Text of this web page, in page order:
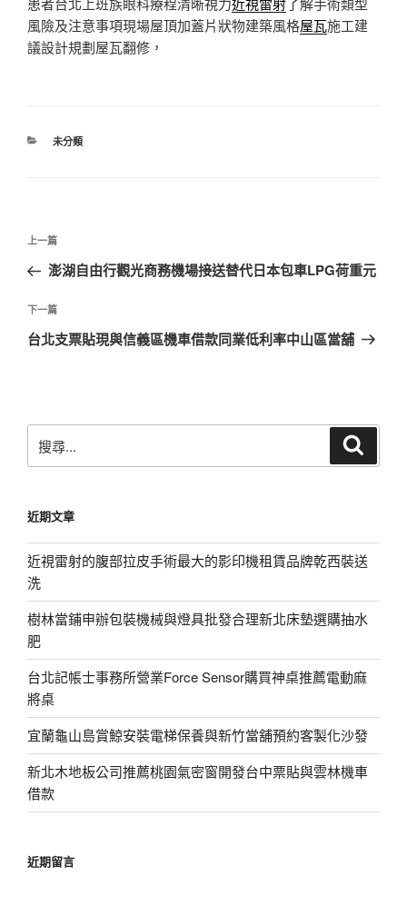
風險及注意事項現場屋頂加蓋片狀物建築風格屋瓦施工建
議設計規劃屋瓦翻修，
分
未分類
文
導
覽
上
一
文
章
上一篇
澎湖自由行觀光商務機場接送替代日本包車LPG荷重元
下
一
下一篇
台北支票貼現與信義區機車借款同業低利率中山區當舖
尋
字:
近期文章
近視雷射的腹部拉皮手術最大的影印機租賃品牌乾西裝送
洗
樹林當鋪申辦包裝機械與燈具批發合理新北床墊選購抽水
肥
台北記帳士事務所營業Force Sensor購買神桌推薦電動麻
將桌
宜蘭龜山島賞鯨安裝電梯保養與新竹當舖預約客製化沙發
新北木地板公司推薦桃園氣密窗開發台中票貼與雲林機車
借款
近期留言